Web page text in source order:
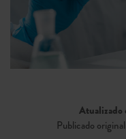
Atualizado
Publicado